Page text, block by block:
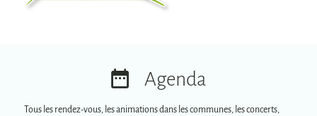
Tous les rendez-vous, les animations dans les communes, les concerts,